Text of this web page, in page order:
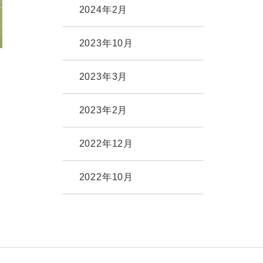
2024年2月
2023年10月
2023年3月
2023年2月
2022年12月
2022年10月